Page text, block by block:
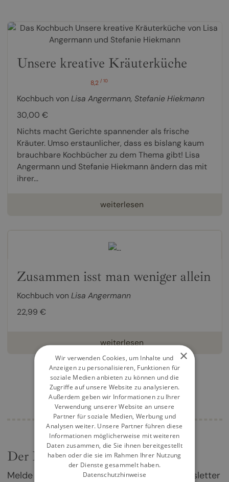
Unsere kreative Kräuterküche
8,2/ 10
Kochbuch von Lisa Angermann, Stefanie Hiekmann
30,00 €
Nichts macht Gerichte spannender als frische
Kräuter. Umso erstaunlicher, dass es bislang kaum
brauchbare Kochbücher zu dem Thema gibt! Lisa
Angermann und Stefanie Hiekmann ändern das mit
ihrer...
weiterlesen
Zusammen isst man weniger allein
Kochbuch von Lisa Angermann
22,99 €
weiterlesen
Der Kochbuch-Newsletter
Melde dich jetzt für unseren Kochbuch-Newsletter
×
Wir verwenden Cookies, um Inhalte und
Anzeigen zu personalisieren, Funktionen für
soziale Medien anbieten zu können und die
Zugriffe auf unsere Website zu analysieren.
Außerdem geben wir Informationen zu Ihrer
Verwendung unserer Website an unsere
Partner für soziale Medien, Werbung und
Analysen weiter. Unsere Partner führen diese
Informationen möglicherweise mit weiteren
Daten zusammen, die Sie ihnen bereitgestellt
haben oder die sie im Rahmen Ihrer Nutzung
der Dienste gesammelt haben.
Datenschutzhinweise